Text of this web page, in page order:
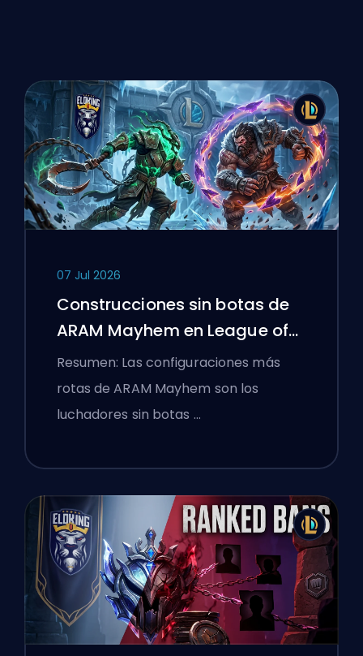
07 Jul 2026
Construcciones sin botas de
ARAM Mayhem en League of
Legends
Resumen: Las configuraciones más
rotas de ARAM Mayhem son los
luchadores sin botas …